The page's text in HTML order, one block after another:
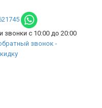
с 10:00 до 20:00
звонок -